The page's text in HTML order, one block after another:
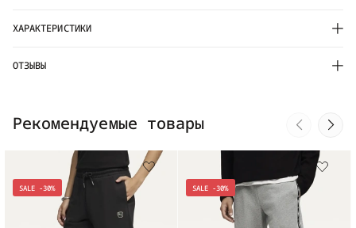
ХАРАКТЕРИСТИКИ
ОТЗЫВЫ
Рекомендуемые товары
SALE -30% SALE -30%